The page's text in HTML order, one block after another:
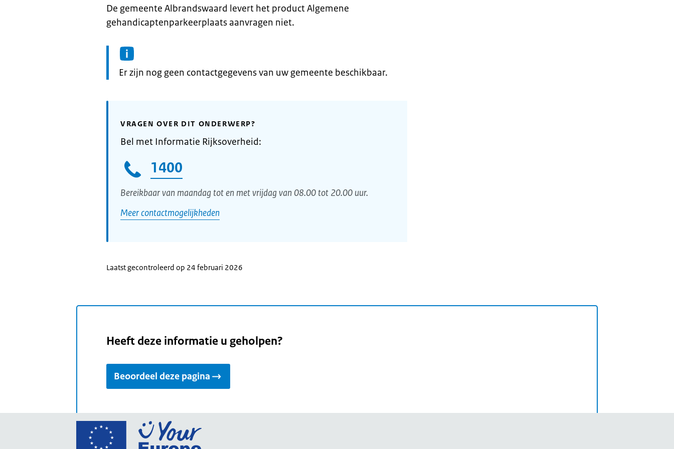
De gemeente Albrandswaard levert het product Algemene
gehandicaptenparkeerplaats aanvragen niet.
Informatie:
Er zijn nog geen contactgegevens van uw gemeente beschikbaar.
VRAGEN OVER DIT ONDERWERP?
Bel met Informatie Rijksoverheid:
1400
Bereikbaar van maandag tot en met vrijdag van 08.00 tot 20.00 uur.
Meer contactmogelijkheden
Laatst gecontroleerd op 24 februari 2026
Heeft deze informatie u geholpen?
Beoordeel deze pagina
Ga